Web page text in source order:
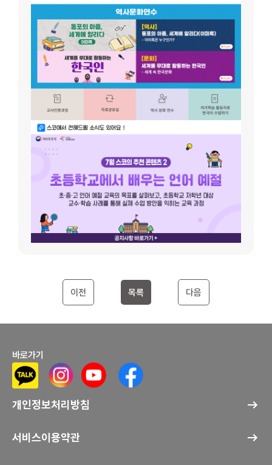
이전 목록 다음
바로가기
개인정보처리방침
서비스이용약관